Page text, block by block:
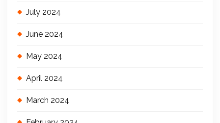
July 2024
June 2024
May 2024
April 2024
March 2024